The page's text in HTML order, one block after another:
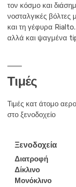
τον κόσμο και
νοσταλγικές
και τη γέφυρα
αλλά και ψαγμένα
Τιμές
Τιμές κατ άτομο
στο ξενοδοχείο
Ξενοδοχεία
Διατροφή
Δίκλινο
Μονόκλινο